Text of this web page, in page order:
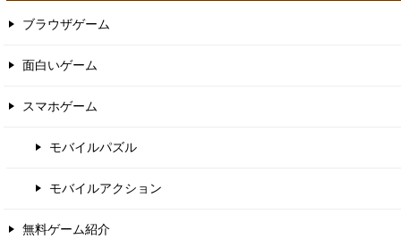
ブラウザゲーム
面白いゲーム
スマホゲーム
モバイルパズル
モバイルアクション
無料ゲーム紹介